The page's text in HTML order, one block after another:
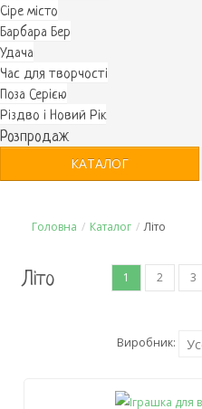
Cіре місто
Барбара Бер
Удача
Час для творчості
Поза Серією
Різдво і Новий Рік
Розпродаж
КАТАЛОГ
Головна / Каталог / Літо
1 2 3
Літо
Виробник: